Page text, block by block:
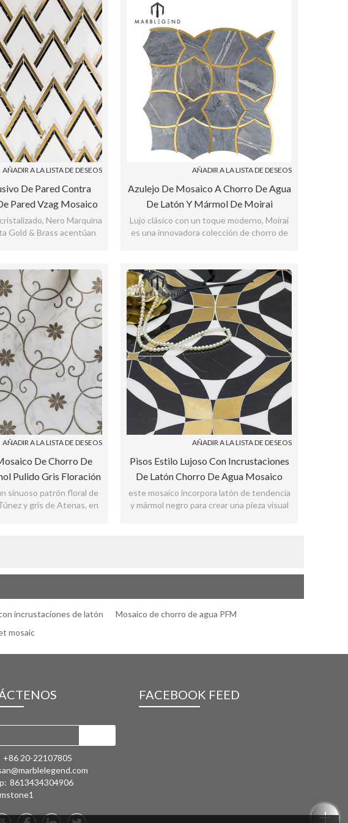
AÑADIR A LA LISTA DE DESEOS
De Pared Contra
Pared Vzag Mosaico
Nero Y LatónNero Marquina
Gold & Brass acentúan
AÑADIR A LA LISTA DE DESEOS
Azulejo De Mosaico A Chorro De Agua
De Latón Y Mármol De Moirai
Bardiglio De Lujo Clásico
Lujo clásico con un toque moderno, Moirai
es una innovadora colección de chorro de
AÑADIR A LA LISTA DE DESEOS
De Chorro De
Pulido Gris Floración
De Pared
sinuoso patrón floral de
y gris de Atenas, en
AÑADIR A LA LISTA DE DESEOS
Pisos Estilo Lujoso Con Incrustaciones
De Latón Chorro De Agua Mosaico
Azulejo
este mosaico incorpora latón de tendencia
y mármol negro para crear una pieza visual
incrustaciones de latón
Mosaico de chorro de agua PFM
mosaic
+86 20-22107805
8613434304906
FACEBOOK FEED